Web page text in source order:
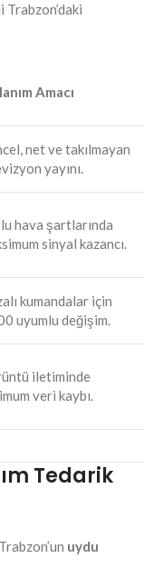
Amacı
net ve takılmayan
yayını.
hava şartlarında
sinyal kazancı.
kumandalar için
uyumlu değişim.
iletiminde
veri kaybı.
Tedarik
uydu